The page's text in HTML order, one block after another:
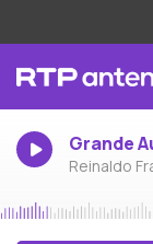
Grande
Reinaldo